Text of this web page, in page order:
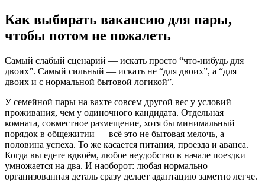
Как выбирать вакансию для пары,
чтобы потом не пожалеть
Самый слабый сценарий — искать просто “что-нибудь для
двоих”. Самый сильный — искать не “для двоих”, а “для
двоих и с нормальной бытовой логикой”.
У семейной пары на вахте совсем другой вес у условий
проживания, чем у одиночного кандидата. Отдельная
комната, совместное размещение, хотя бы минимальный
порядок в общежитии — всё это не бытовая мелочь, а
половина успеха. То же касается питания, проезда и аванса.
Когда вы едете вдвоём, любое неудобство в начале поездки
умножается на два. И наоборот: любая нормально
организованная деталь сразу делает адаптацию заметно легче.